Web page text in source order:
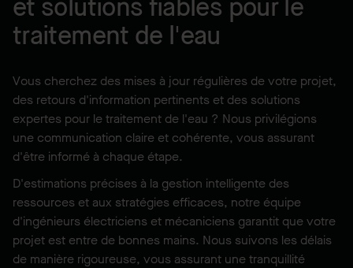
et solutions fiables pour le
traitement de l'eau
Vous cherchez des mises à jour régulières de votre projet,
des retours d'information pertinents et des solutions
expertes pour le traitement de l'eau ? Nous privilégions
une communication claire et cohérente, vous assurant
d'être informé à chaque étape.
D'estimations précises à la gestion intelligente des
ressources et aux stratégies efficaces, notre équipe
d'ingénieurs électriciens et mécaniciens garantit que votre
projet est entre de bonnes mains. Nous suivons les délais
de manière rigoureuse, vous assurant une tranquillité